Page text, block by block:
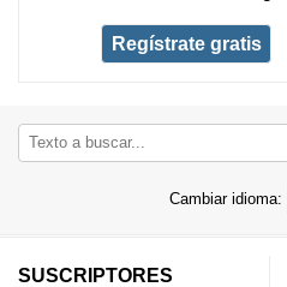
Regístrate gratis
Cambiar idioma:
SUSCRIPTORES